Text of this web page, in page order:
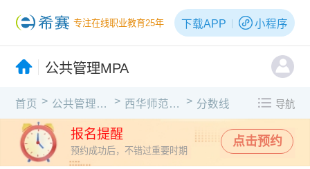
专注在线职业教育25年 下载APP 小程序
公共管理MPA
首页 > 公共管理MPA > 西华师范大学 > 分数线 导航
报名提醒
预约成功后，不错过重要时期
点击预约